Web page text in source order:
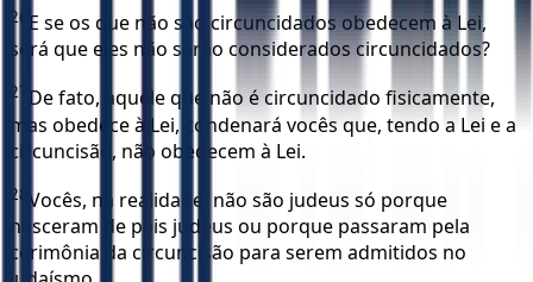
26 E se os que não são circuncidados obedecem à Lei,
será que eles não serão considerados circuncidados?
27 De fato, aquele que não é circuncidado fisicamente,
mas obedece à Lei, condenará vocês que, tendo a Lei e a
circuncisão, não obedecem à Lei.
28 Vocês, na realidade, não são judeus só porque
nasceram de pais judeus ou porque passaram pela
cerimônia da circuncisão para serem admitidos no